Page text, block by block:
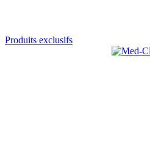
Produits exclusifs